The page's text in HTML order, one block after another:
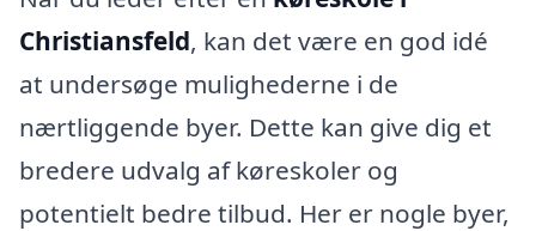
Christiansfeld, kan det være en god idé
at undersøge mulighederne i de
nærtliggende byer. Dette kan give dig et
bredere udvalg af køreskoler og
potentielt bedre tilbud. Her er nogle byer,